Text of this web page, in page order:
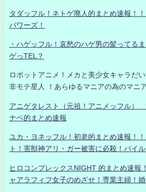
タダッフル！ネトゲ廃人的まとめ速報！
パワーズ！
・ハゲッフル！哀愁のハゲ男の髪ってる
ゲっTEL？
ロボットアニメ！メカと美少女キャラだ
非モテ星人 ！あらゆるマニアの為のマニ
アニゲタレスト（元祖！アニメッフル）
ナベ的まとめ速報
ユカ・ヨネッフル！初老的まとめ速報！
ト！害獣神アリ・ガー被害に必殺！パイ
ヒロコンプレックスNIGHT 的まとめ速報
ャアラフィフ女子のめざせ！専業主婦！